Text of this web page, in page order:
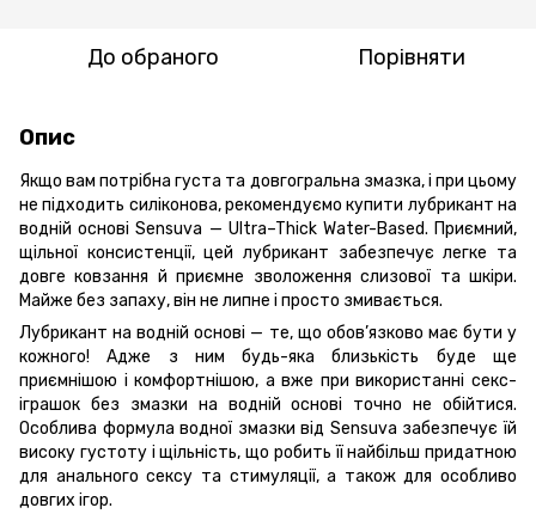
До обраного Порівняти
Опис
Якщо вам потрібна густа та довгогральна змазка, і при цьому
не підходить силіконова, рекомендуємо купити лубрикант на
водній основі Sensuva — Ultra–Thick Water-Based. Приємний,
щільної консистенції, цей лубрикант забезпечує легке та
довге ковзання й приємне зволоження слизової та шкіри.
Майже без запаху, він не липне і просто змивається.
Лубрикант на водній основі — те, що обов’язково має бути у
кожного! Адже з ним будь-яка близькість буде ще
приємнішою і комфортнішою, а вже при використанні секс-
іграшок без змазки на водній основі точно не обійтися.
Особлива формула водної змазки від Sensuva забезпечує їй
високу густоту і щільність, що робить її найбільш придатною
для анального сексу та стимуляції, а також для особливо
довгих ігор.